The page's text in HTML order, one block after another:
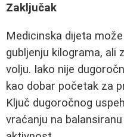
Zaključak
Medicinska dijeta
gubljenju kilograma, ali
volju. Iako nije
kao dobar početak za
Ključ dugoročnog
vraćanju na